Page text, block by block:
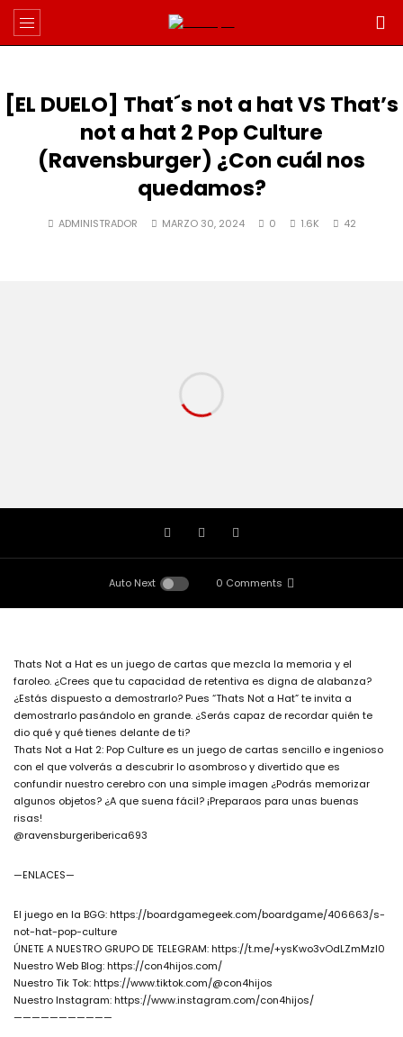
[EL DUELO] That´s not a hat VS That’s
not a hat 2 Pop Culture
(Ravensburger) ¿Con cuál nos
quedamos?
ADMINISTRADOR MARZO 30, 2024 0 1.6K 42
Auto Next 0 Comments
Thats Not a Hat es un juego de cartas que mezcla la memoria y el
faroleo. ¿Crees que tu capacidad de retentiva es digna de alabanza?
¿Estás dispuesto a demostrarlo? Pues “Thats Not a Hat” te invita a
demostrarlo pasándolo en grande. ¿Serás capaz de recordar quién te
dio qué y qué tienes delante de ti?
Thats Not a Hat 2: Pop Culture es un juego de cartas sencillo e ingenioso
con el que volverás a descubrir lo asombroso y divertido que es
confundir nuestro cerebro con una simple imagen ¿Podrás memorizar
algunos objetos? ¿A que suena fácil? ¡Preparaos para unas buenas
risas!
@ravensburgeriberica693
—ENLACES—
El juego en la BGG: https://boardgamegeek.com/boardgame/406663/s-
not-hat-pop-culture
ÚNETE A NUESTRO GRUPO DE TELEGRAM: https://t.me/+ysKwo3vOdLZmMzI0
Nuestro Web Blog: https://con4hijos.com/
Nuestro Tik Tok: https://www.tiktok.com/@con4hijos
Nuestro Instagram: https://www.instagram.com/con4hijos/
———————————